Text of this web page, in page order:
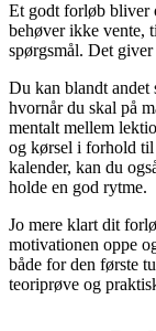
Et godt forløb bliver
behøver ikke vente,
spørgsmål. Det
Du kan blandt andet
hvornår du skal på
mentalt mellem
og kørsel i forhold
kalender, kan du
holde en god rytme.
Jo mere klart dit
motivationen oppe
både for den første
teoriprøve og